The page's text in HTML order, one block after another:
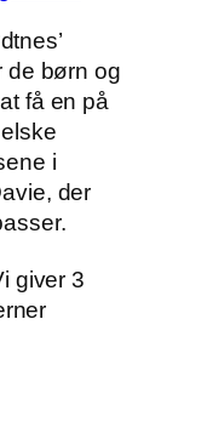
de børn og
få en på
i
der